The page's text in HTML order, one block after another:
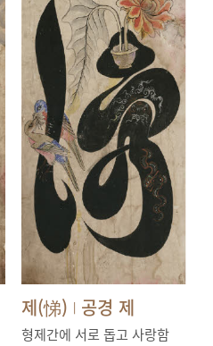
제(悌) | 공경 제
형제간에 서로 돕고 사랑함